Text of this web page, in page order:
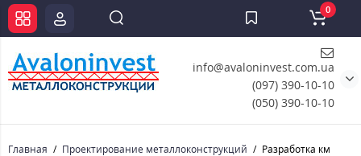
info@avaloninvest.com.ua
(097) 390-10-10
(050) 390-10-10
0
Главная Проектирование металлоконструкций Разработка км